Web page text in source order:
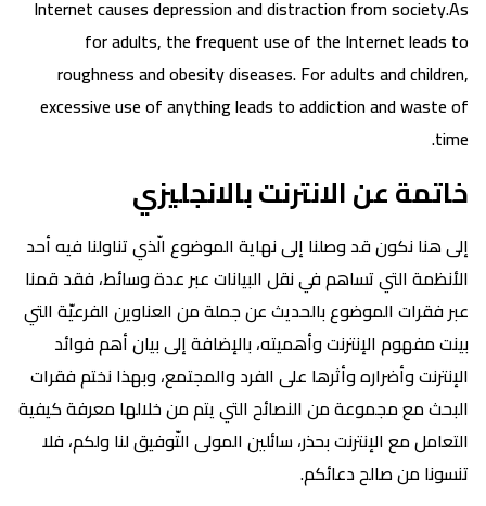
Internet causes depression and distraction from society.As
for adults, the frequent use of the Internet leads to
roughness and obesity diseases. For adults and children,
excessive use of anything leads to addiction and waste of
time.
خاتمة عن الانترنت بالانجليزي
إلى هنا نكون قد وصلنا إلى نهاية الموضوع الّذي تناولنا فيه أحد
الأنظمة التي تساهم في نقل البيانات عبر عدة وسائط، فقد قمنا
عبر فقرات الموضوع بالحديث عن جملة من العناوين الفرعيّة التي
بينت مفهوم الإنترنت وأهميته، بالإضافة إلى بيان أهم فوائد
الإنترنت وأضراره وأثرها على الفرد والمجتمع، وبهذا نختم فقرات
البحث مع مجموعة من النصائح التي يتم من خلالها معرفة كيفية
التعامل مع الإنترنت بحذر، سائلين المولى التّوفيق لنا ولكم، فلا
تنسونا من صالح دعائكم.